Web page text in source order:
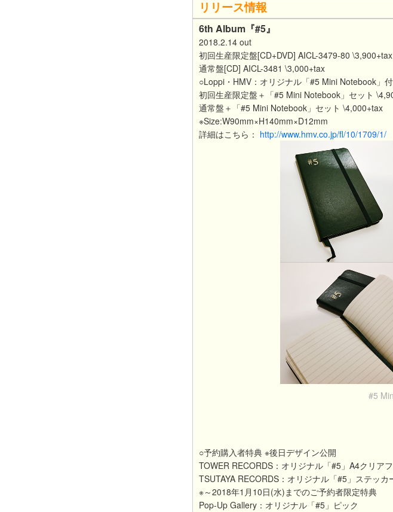
リリース情報
6th Album『#5』
2018.2.14 out
初回生産限定盤[CD+DVD] AICL-3479-80
通常盤[CD] AICL-3481 \3,000+tax
○Loppi・HMV：オリジナル「#5 Mini Notebook」
初回生産限定盤＋「#5 Mini Notebook」セット
通常盤＋「#5 Mini Notebook」セット \4,000+tax
※Size:W90mm×H140mm×D12mm
詳細はこちら： http://www.hmv.co.jp/fl/10/1709/1/
#5
○予約購入者特典 ※後日デザイン公開
TOWER RECORDS：オリジナル「#5」A4クリア
TSUTAYA RECORDS：オリジナル「#5」ステッカ
※～2018年1月10日(水)までのご予約者限定特典
Pop-Up Gallery：オリジナル「#5」ピック